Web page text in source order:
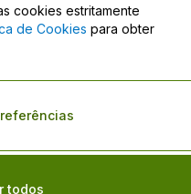
Informação da Empresa
dosTermos e Condições
pessoais/as suas opções de
cookies estritamente
de Cookies para obter
todos